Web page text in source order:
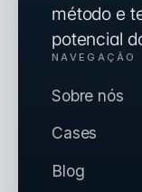
método e
potencial
NAVEGAÇÃO
Sobre nós
Cases
Blog